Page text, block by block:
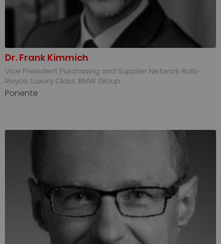
Dr. Frank Kimmich
Vice President Purchasing and Supplier Network Rolls-
Royce, Luxury Class, BMW Group
Ponente